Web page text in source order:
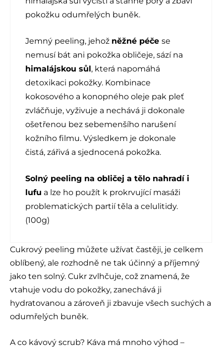
pokožku odumřelých buněk.
Jemný peeling, jehož něžné péče se
nemusí bát ani pokožka obličeje, sází na
himalájskou sůl, která napomáhá
detoxikaci pokožky. Kombinace
kokosového a konopného oleje pak pleť
zvláčňuje, vyživuje a nechává ji dokonale
ošetřenou bez sebemenšího narušení
kožního filmu. Výsledkem je dokonale
čistá, zářivá a sjednocená pokožka.
Solný peeling na obličej a tělo nahradí i
lufu a lze ho použít k prokrvující masáži
problematických partií těla a celulitidy.
(100g)
Cukrový peeling můžete užívat častěji, je celkem
oblíbený, ale rozhodně ne tak účinný a příjemný
jako ten solný. Cukr zvlhčuje, což znamená, že
vtahuje vodu do pokožky, zanechává ji
hydratovanou a zároveň ji zbavuje všech suchých a
odumřelých buněk.
A co kávový scrub? Káva má mnoho výhod –